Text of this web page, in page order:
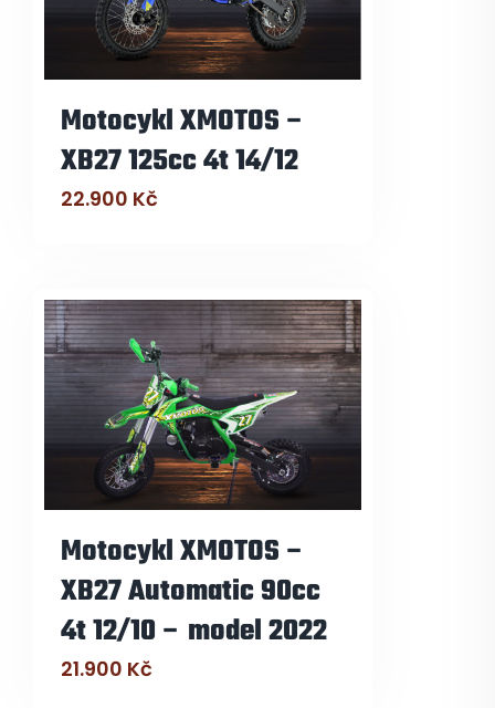
Motocykl XMOTOS –
XB27 125cc 4t 14/12
22.900 Kč
Motocykl XMOTOS –
XB27 Automatic 90cc
4t 12/10 – model 2022
21.900 Kč